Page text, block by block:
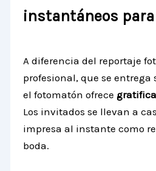
instantáneos
A diferencia del reportaje
profesional, que se entrega
el fotomatón ofrece
Los invitados se llevan a
impresa al instante como
boda.